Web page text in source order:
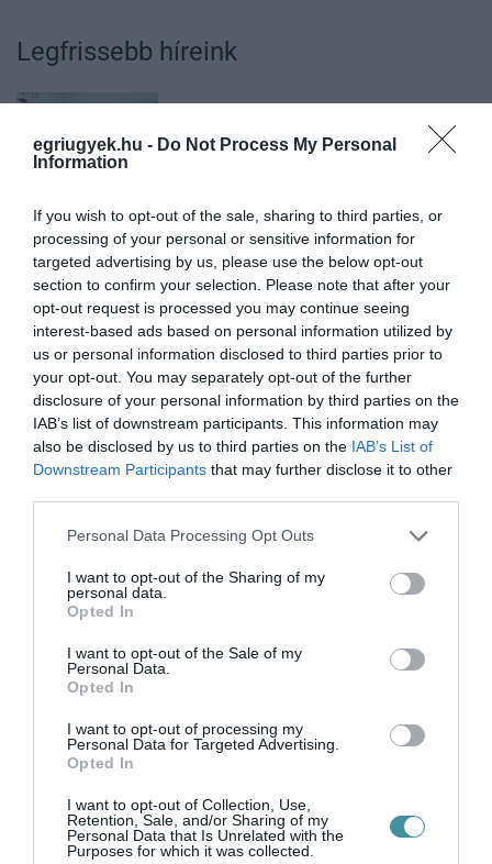
egriugyek.hu - Do Not Process My Personal
Information
If you wish to opt-out of the sale, sharing to third parties, or
processing of your personal or sensitive information for
targeted advertising by us, please use the below opt-out
section to confirm your selection. Please note that after your
opt-out request is processed you may continue seeing
interest-based ads based on personal information utilized by
us or personal information disclosed to third parties prior to
your opt-out. You may separately opt-out of the further
disclosure of your personal information by third parties on the
IAB’s list of downstream participants. This information may
also be disclosed by us to third parties on the IAB’s List of
Downstream Participants that may further disclose it to other
Please note that this website/app uses one or more Google
not limited to your visit or usage behaviour. You may click to
grant or deny consent to Google and its third-party tags to
use your data for below specified purposes in below Google
consent section.
Personal Data Processing Opt Outs
I want to opt-out of the Sharing of my
personal data.
Opted In
I want to opt-out of the Sale of my
Personal Data.
Opted In
I want to opt-out of processing my
Personal Data for Targeted Advertising.
Opted In
I want to opt-out of Collection, Use,
Retention, Sale, and/or Sharing of my
Personal Data that Is Unrelated with the
Purposes for which it was collected.
Legfrissebb híreink
AZ ENDODONCIÁBAN
ITTASAN RANDALÍROZOTT EGER
BELVÁROSÁBAN: ÜZLETEK KIRAKATA...
2026. augusztus 09|Riasztó
2026. augusztus 09| Mindenki ügye
A GYAKORNOKI MUNKA: LEHETŐSÉGEK ÉS
35 PERCES TANÓRÁK ÉS KEVESEBB HÁZI